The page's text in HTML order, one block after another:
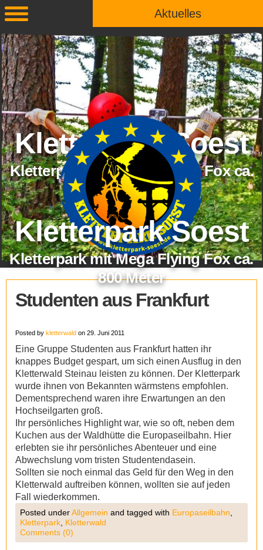
Aktuelles
Kletterpark Soest
Kletterpark mit Mega Flying Fox ca.
800 Meter
Kletterpark Soest
Kletterpark mit Mega Flying Fox ca.
800 Meter
Studenten aus Frankfurt
Posted by kletterwald on 29. Juni 2011
Eine Gruppe Studenten aus Frankfurt hatten ihr
knappes Budget gespart, um sich einen Ausflug in den
Kletterwald Steinau leisten zu können. Der Kletterpark
wurde ihnen von Bekannten wärmstens empfohlen.
Dementsprechend waren ihre Erwartungen an den
Hochseilgarten groß.
Ihr persönliches Highlight war, wie so oft, neben dem
Kuchen aus der Waldhütte die Europaseilbahn. Hier
erlebten sie ihr persönliches Abenteuer und eine
Abwechslung vom tristen Studentendasein.
Sollten sie noch einmal das Geld für den Weg in den
Kletterwald auftreiben können, wollten sie auf jeden
Fall wiederkommen.
Posted underAllgemein and tagged with Europaseilbahn
Kletterpark Kletterwald
Comments (0)